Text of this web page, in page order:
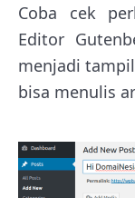
Coba cek
Editor
menjadi
bisa menulis